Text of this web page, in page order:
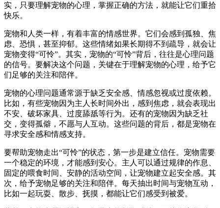
实，只要理解宠物的心理，掌握正确的方法，就能让它们重拾
快乐。
宠物和人类一样，有着丰富的情感世界。它们会感到孤独、焦
虑、恐惧，甚至抑郁。这些情绪如果长期得不到疏导，就会让
宠物变得“可怜”。其实，宠物的“可怜”背后，往往是心理问题
的信号。要解决这个问题，关键在于理解宠物的心理，给予它
们足够的关注和陪伴。
宠物的心理问题通常源于缺乏安全感、情感忽视或过度依赖。
比如，有些宠物因为主人长时间外出，感到焦虑，就会表现出
不安、破坏家具、过度舔舐等行为。还有的宠物因为缺乏社
交，变得孤僻，不愿与人互动。这些问题的背后，都是宠物在
寻求安全感和情感支持。
要帮助宠物走出“可怜”的状态，第一步是建立信任。宠物需要
一个稳定的环境，才能感到安心。主人可以通过规律的作息、
固定的喂食时间、安静的活动空间，让宠物建立起安全感。其
次，给予宠物足够的关注和陪伴。每天抽出时间与宠物互动，
比如一起玩耍、散步、抚摸，都能让它们感受到被爱。